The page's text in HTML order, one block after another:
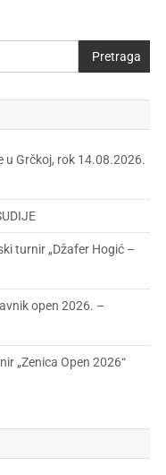
Pretraga
u Grčkoj, rok 14.08.2026.
turnir „Džafer Hogić –
open 2026. –
„Zenica Open 2026“